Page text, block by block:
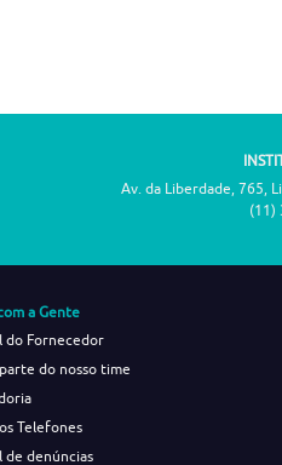
Av. da Liberdade, 765,
(11)
a Gente
do Fornecedor
parte do nosso time
Telefones
de denúncias